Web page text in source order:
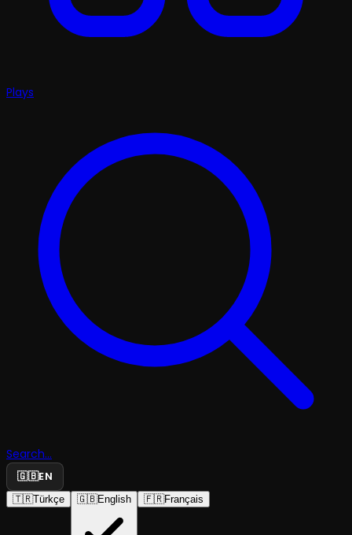
Plays
Search...
🇬🇧EN
🇹🇷Türkçe 🇬🇧English 🇫🇷Français